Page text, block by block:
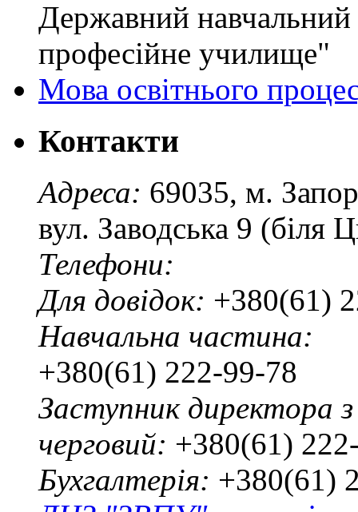
Державний навчальний
професійне училище"
Мова освітнього
Контакти
Адреса: 69035, м.
вул. Заводська 9 (біля
Телефони:
Для довідок: +380(61)
Навчальна частина:
+380(61) 222-99-78
Заступник директора
черговий: +380(61)
Бухгалтерія: +380(61)